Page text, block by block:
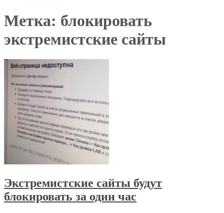
Метка: блокировать
экстремистские сайты
Экстремистские сайты будут
блокировать за один час